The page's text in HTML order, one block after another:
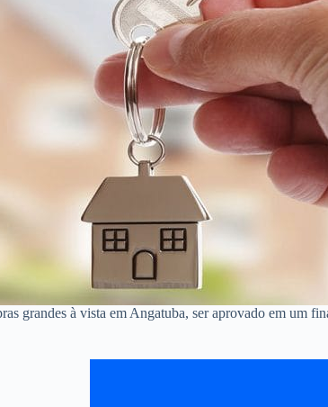
grandes à vista em Angatuba, ser aprovado em um